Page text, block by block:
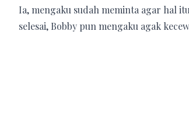
Ia, mengaku sudah meminta agar hal
selesai, Bobby pun mengaku agak